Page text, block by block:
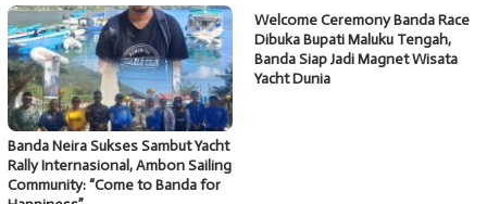
Banda Neira Sukses Sambut Yacht
Rally Internasional, Ambon Sailing
Community: “Come to Banda for
Welcome Ceremony Banda Race
Dibuka Bupati Maluku Tengah,
Banda Siap Jadi Magnet Wisata
Yacht Dunia